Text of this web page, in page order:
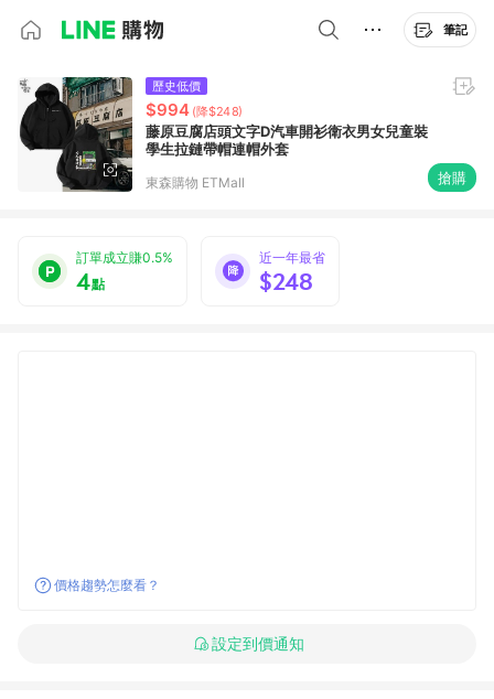
筆記
歷史低價
$994 (降$248)
藤原豆腐店頭文字D汽車開衫衛衣男女兒童裝
學生拉鏈帶帽連帽外套
東森購物 ETMall 搶購
訂單成立賺0.5%
4點
近一年最省
$248
價格趨勢怎麼看？
設定到價通知